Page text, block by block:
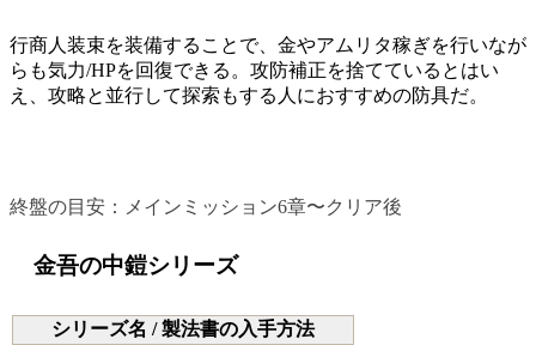
行商人装束を装備することで、金やアムリタ稼ぎを行いなが
らも気力/HPを回復できる。攻防補正を捨てているとはい
え、攻略と並行して探索もする人におすすめの防具だ。
終盤の目安：メインミッション6章〜クリア後
金吾の中鎧シリーズ
シリーズ名 / 製法書の入手方法